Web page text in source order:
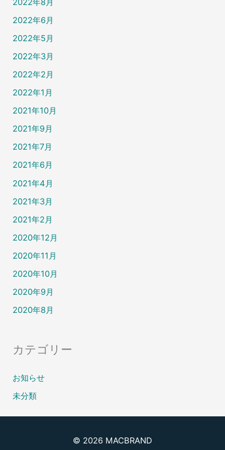
2022年6月
2022年5月
2022年3月
2022年2月
2022年1月
2021年10月
2021年9月
2021年7月
2021年6月
2021年4月
2021年3月
2021年2月
2020年12月
2020年11月
2020年10月
2020年9月
2020年8月
カテゴリー
お知らせ
未分類
© 2026 MACBRAND